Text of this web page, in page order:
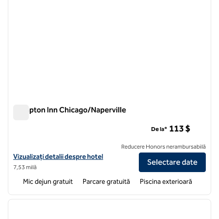
Hampton Inn Chicago/Naperville
Vizualizați detaliile hotelului Hampton Inn Chicago/Naperville
Vizualizați detalii despre hotel
7,53 milă
De la* 113 $
Reducere Honors nerambursabilă
Selectare date
Mic dejun gratuit Parcare gratuită Piscina exterioară
1 din 12